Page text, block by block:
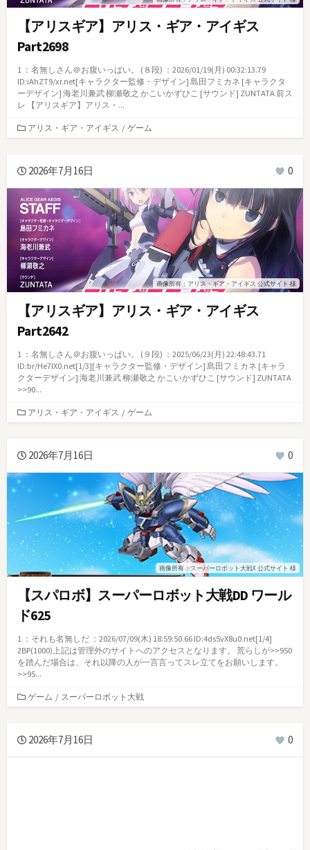
【アリスギア】アリス・ギア・アイギス
Part2698
1 ：名無しさん＠お腹いっぱい。 (８段) ：2026/01/19(月) 00:32:13.79
ID:iAhZT9/xr.net[キャラクター監修・デザイン] 島田フミカネ [キャラクタ
ーデザイン] 海老川兼武 柳瀬敬之 かこいかずひこ [サウンド] ZUNTATA 前ス
レ 【アリスギア】アリス・...
カ
テ
リ
アリス・ギア・アイギス / ゲーム
2026年7月16日 0
画像所有：アリス・ギア・アイギス 公式サイト 様
【アリスギア】アリス・ギア・アイギス
Part2642
1 ：名無しさん＠お腹いっぱい。 (９段) ：2025/06/23(月) 22:48:43.71
ID:br/He7IX0.net[1/3][キャラクター監修・デザイン] 島田フミカネ [キャラ
クターデザイン] 海老川兼武 柳瀬敬之 かこいかずひこ [サウンド] ZUNTATA
>>90...
カ
テ
リ
アリス・ギア・アイギス / ゲーム
2026年7月16日 0
画像所有：スーパーロボット大戦X 公式サイト 様
【スパロボ】スーパーロボット大戦DD ワール
ド625
1 ：それも名無しだ ：2026/07/09(木) 18:59:50.66 ID:4ds5vX8u0.net[1/4]
2BP(1000)上記は管理外のサイトへのアクセスとなります。 荒らしが>>950
を踏んだ場合は、それ以降の人が一言言ってスレ立てをお願いします。
>>95...
カ
テ
リ
ゲーム / スーパーロボット大戦
2026年7月16日 0